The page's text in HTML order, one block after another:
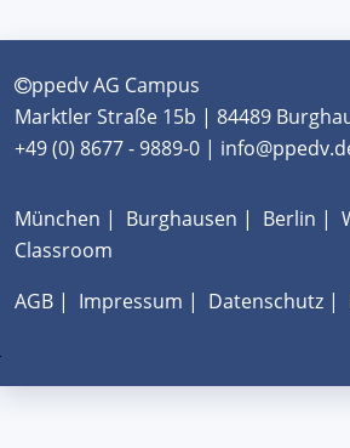
ppedv AG Campus
Marktler Straße 15b | 84489
+49 (0) 8677 - 9889-0 |
München | Burghausen | Berlin |
Classroom
AGB | Impressum | Datenschutz |